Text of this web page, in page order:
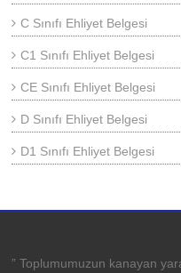
C Sınıfı Ehliyet Belgesi
C1 Sınıfı Ehliyet Belgesi
CE Sınıfı Ehliyet Belgesi
D Sınıfı Ehliyet Belgesi
D1 Sınıfı Ehliyet Belgesi
” Toplumumuzun kanayan